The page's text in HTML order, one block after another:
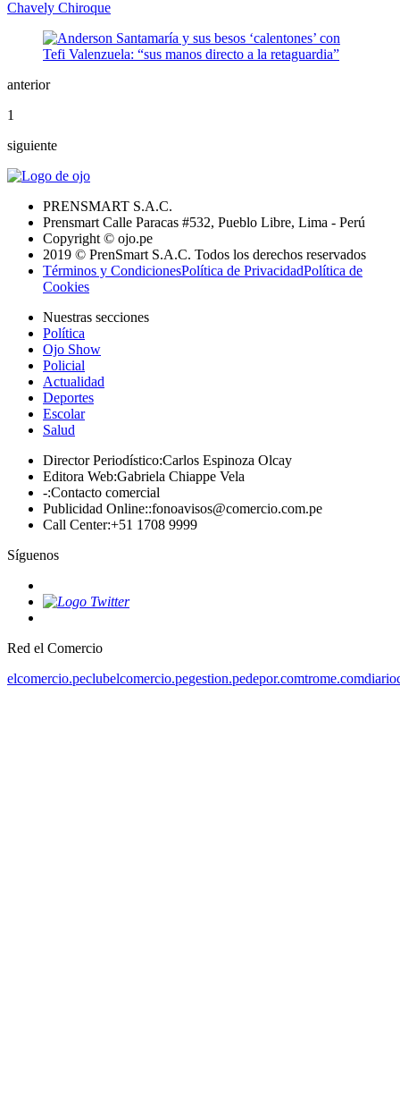
Chavely Chiroque
anterior
1
siguiente
PRENSMART S.A.C.
Prensmart Calle Paracas #532, Pueblo Libre, Lima - Perú
Copyright © ojo.pe
2019 © PrenSmart S.A.C. Todos los derechos reservados
Términos y CondicionesPolítica de PrivacidadPolítica de
Cookies
Nuestras secciones
Política
Ojo Show
Policial
Actualidad
Deportes
Escolar
Salud
Director Periodístico:Carlos Espinoza Olcay
Editora Web:Gabriela Chiappe Vela
-:Contacto comercial
Publicidad Online::fonoavisos@comercio.com.pe
Call Center:+51 1708 9999
Síguenos
Red el Comercio
elcomercio.peclubelcomercio.pegestion.pedepor.comtrome.com